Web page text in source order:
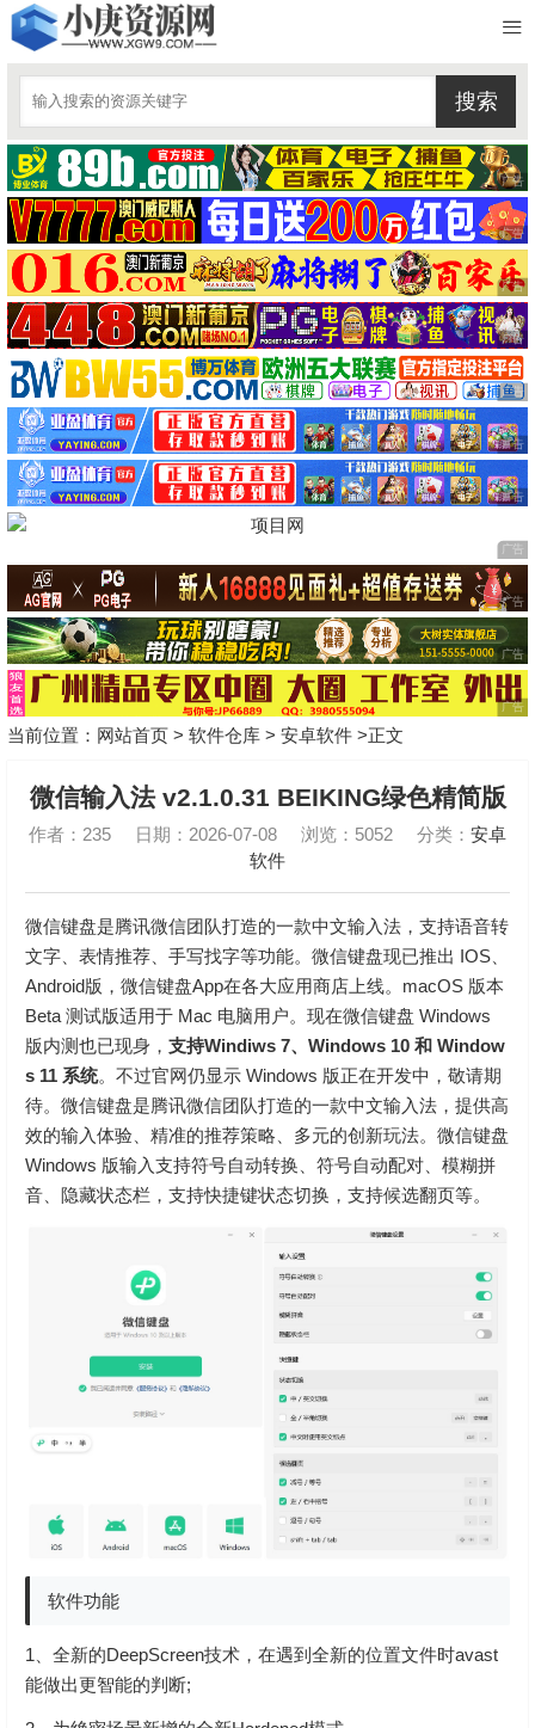
当前位置： 网站首页 > 软件仓库 > 安卓软件 >正文
微信输入法 v2.1.0.31 BEIKING绿色精简版
作者：235 日期：2026-07-08 浏览：5052 分类： 安卓
软件
微信键盘是腾讯微信团队打造的一款中文输入法，支持语音转
文字、表情推荐、手写找字等功能。微信键盘现已推出 IOS、
Android版，微信键盘App在各大应用商店上线。macOS 版本
Beta 测试版适用于 Mac 电脑用户。现在微信键盘 Windows
版内测也已现身， 支持Windiws 7、Windows 10 和 Window
s 11 系统。不过官网仍显示 Windows 版正在开发中，敬请期
待。微信键盘是腾讯微信团队打造的一款中文输入法，提供高
效的输入体验、精准的推荐策略、多元的创新玩法。微信键盘
Windows 版输入支持符号自动转换、符号自动配对、模糊拼
音、隐藏状态栏，支持快捷键状态切换，支持候选翻页等。
软件功能
1、全新的DeepScreen技术，在遇到全新的位置文件时avast
能做出更智能的判断;